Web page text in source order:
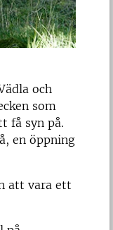
och
som
få syn på.
en öppning
att vara ett